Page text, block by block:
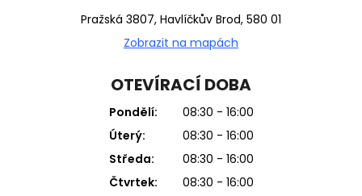
Pražská 3807, Havlíčkův Brod, 580 01
Zobrazit na mapách
OTEVÍRACÍ DOBA
Pondělí:
08:30 - 16:00
Úterý:
08:30 - 16:00
Středa:
08:30 - 16:00
Čtvrtek:
08:30 - 16:00